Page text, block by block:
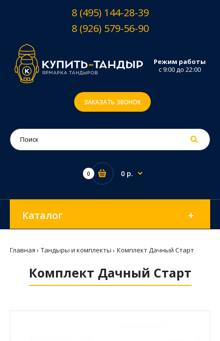
8 (495) 144-28-39
8 (926) 579-56-90
Режим работы
с 9:00 до 22:00
ЗАКАЗАТЬ ЗВОНОК
0 0 р.
Каталог
Главная Тандыры и комплекты Комплект Дачный Старт
Комплект Дачный Старт